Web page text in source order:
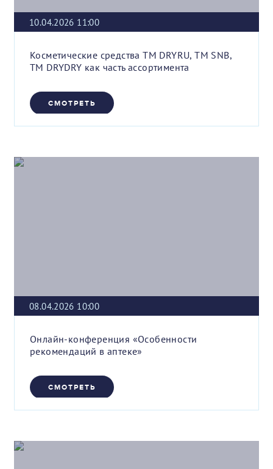
10.04.2026 11:00
Косметические средства ТМ DRYRU, ТМ SNB,
ТМ DRYDRY как часть ассортимента
СМОТРЕТЬ
08.04.2026 10:00
Онлайн-конференция «Особенности
рекомендаций в аптеке»
СМОТРЕТЬ